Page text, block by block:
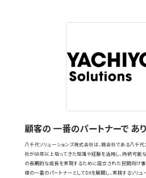
顧客の 一番のパートナーで あり
八千代ソリューションズ株式会社は、親会社である八千
社が60年以上培ってきた知識や経験を活用し、持続可能
の長期的な成長を実現するために設立された民間向け事
様の一番のパートナーとしてDXを展開し、実践するソリュ